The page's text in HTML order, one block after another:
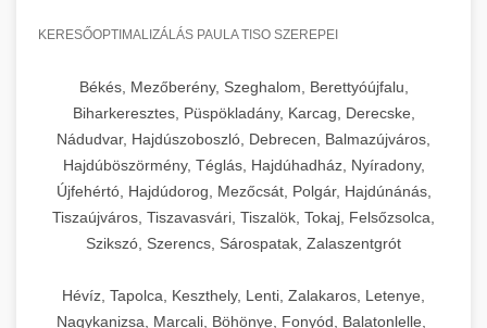
KERESŐOPTIMALIZÁLÁS PAULA TISO SZEREPEI
Békés, Mezőberény, Szeghalom, Berettyóújfalu,
Biharkeresztes, Püspökladány, Karcag, Derecske,
Nádudvar, Hajdúszoboszló, Debrecen, Balmazújváros,
Hajdúböszörmény, Téglás, Hajdúhadház, Nyíradony,
Újfehértó, Hajdúdorog, Mezőcsát, Polgár, Hajdúnánás,
Tiszaújváros, Tiszavasvári, Tiszalök, Tokaj, Felsőzsolca,
Szikszó, Szerencs, Sárospatak, Zalaszentgrót
Hévíz, Tapolca, Keszthely, Lenti, Zalakaros, Letenye,
Nagykanizsa, Marcali, Böhönye, Fonyód, Balatonlelle,